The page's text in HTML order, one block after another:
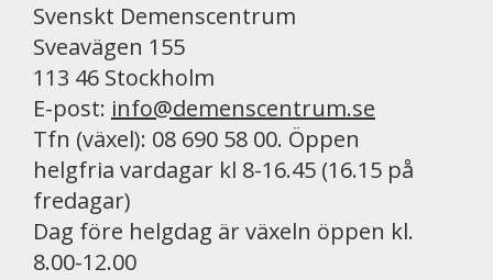
Svenskt Demenscentrum
Sveavägen 155
113 46 Stockholm
E-post: info@demenscentrum.se
Tfn (växel): 08 690 58 00. Öppen
helgfria vardagar kl 8-16.45 (16.15 på
fredagar)
Dag före helgdag är växeln öppen kl.
8.00-12.00